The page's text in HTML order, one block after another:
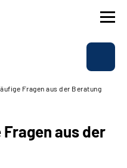
Fragen aus der Beratung
aus der